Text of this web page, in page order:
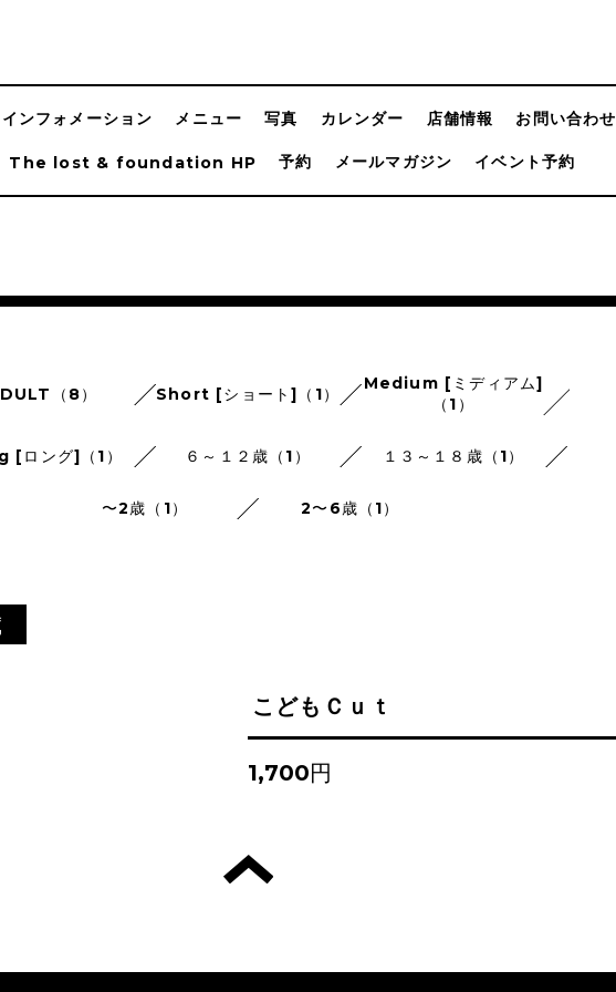
インフォメーション メニュー 写真 カレンダー 店舗情報 お問い合わせ
The lost & foundation HP 予約 メールマガジン イベント予約
（8） Short [ショート]（1）
Medium [ミディアム]
（1）
[ロング]（1） ６～１２歳（1） １３～１８歳（1）
〜2歳（1） 2〜6歳（1）
こどもＣｕｔ
1,700円